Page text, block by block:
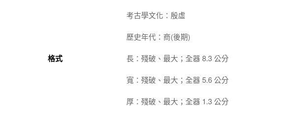
考古學文化：殷虛
歷史年代：商(後期)
格式 長：殘破、最大；全器 8.3 公分
寬：殘破、最大；全器 5.6 公分
厚：殘破、最大；全器 1.3 公分